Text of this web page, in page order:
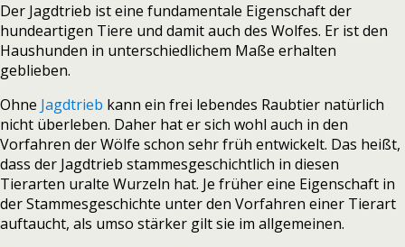
Der Jagdtrieb ist eine fundamentale Eigenschaft der
hundeartigen Tiere und damit auch des Wolfes. Er ist den
Haushunden in unterschiedlichem Maße erhalten
geblieben.
Ohne Jagdtrieb kann ein frei lebendes Raubtier natürlich
nicht überleben. Daher hat er sich wohl auch in den
Vorfahren der Wölfe schon sehr früh entwickelt. Das heißt,
dass der Jagdtrieb stammesgeschichtlich in diesen
Tierarten uralte Wurzeln hat. Je früher eine Eigenschaft in
der Stammesgeschichte unter den Vorfahren einer Tierart
auftaucht, als umso stärker gilt sie im allgemeinen.